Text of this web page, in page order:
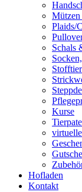
Plaids/
Schals
Kurse
Hofladen
Kontakt